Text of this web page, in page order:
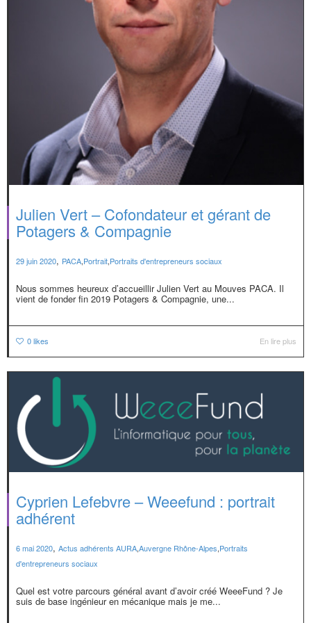
Julien Vert – Cofondateur et gérant de
Potagers & Compagnie
29 juin 2020, PACA,Portrait,Portraits d'entrepreneurs sociaux
Nous sommes heureux d’accueillir Julien Vert au Mouves PACA. Il
vient de fonder fin 2019 Potagers & Compagnie, une...
0likes En lire plus
Cyprien Lefebvre – Weeefund : portrait
adhérent
6 mai 2020, Actus adhérents AURA,Auvergne Rhône-Alpes,Portraits
d'entrepreneurs sociaux
Quel est votre parcours général avant d’avoir créé WeeeFund ? Je
suis de base ingénieur en mécanique mais je me...